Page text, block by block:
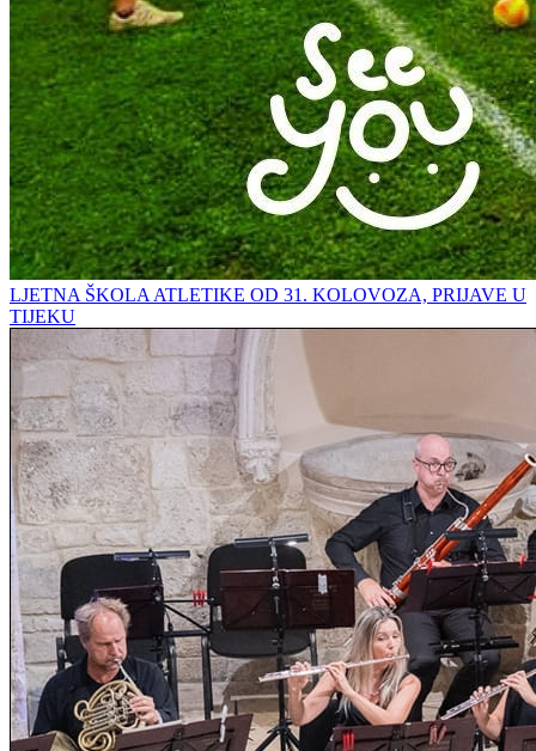
LJETNA ŠKOLA ATLETIKE OD 31. KOLOVOZA, PRIJAVE U
TIJEKU